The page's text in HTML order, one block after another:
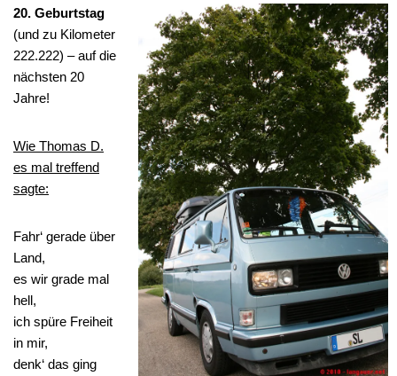
20. Geburtstag
(und zu Kilometer
222.222) – auf die
nächsten 20
Jahre!
Wie Thomas D.
es mal treffend
sagte:
Fahr‘ gerade über
Land,
es wir grade mal
hell,
ich spüre Freiheit
in mir,
denk‘ das ging